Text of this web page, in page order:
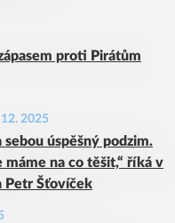
proti Pirátům
2025
sebou úspěšný podzim.
máme na co těšit,“ říká v
Petr Šťovíček